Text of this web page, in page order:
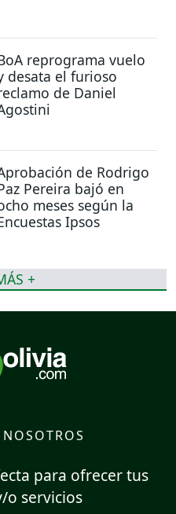
reprograma vuelo
desata el furioso
de Daniel
de Rodrigo
Pereira bajó en
meses según la
Ipsos
+
para ofrecer tus
o servicios